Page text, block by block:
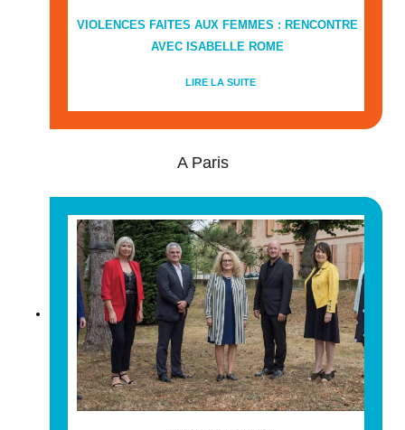
VIOLENCES FAITES AUX FEMMES : RENCONTRE
AVEC ISABELLE ROME
LIRE LA SUITE
A Paris